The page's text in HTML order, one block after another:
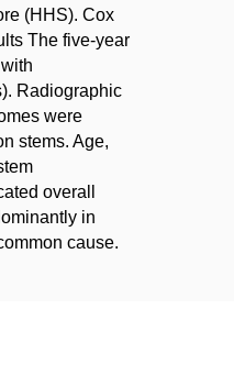
(HHS). Cox
The five-year
Radiographic
were
stems. Age,
overall
in
cause.